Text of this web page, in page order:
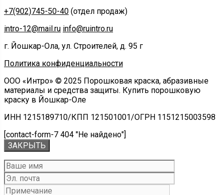
+7(902)745-50-40 (отдел продаж)
intro-12@mail.ru info@ruintro.ru
г. Йошкар-Ола, ул. Строителей, д. 95 г
Политика конфиденциальности
ООО «Интро» © 2025 Порошковая краска, абразивные
материалы и средства защиты. Купить порошковую
краску в Йошкар-Оле
ИНН 1215189710/КПП 121501001/ОГРН 1151215003598
[contact-form-7 404 "Не найдено"]
ЗАКРЫТЬ